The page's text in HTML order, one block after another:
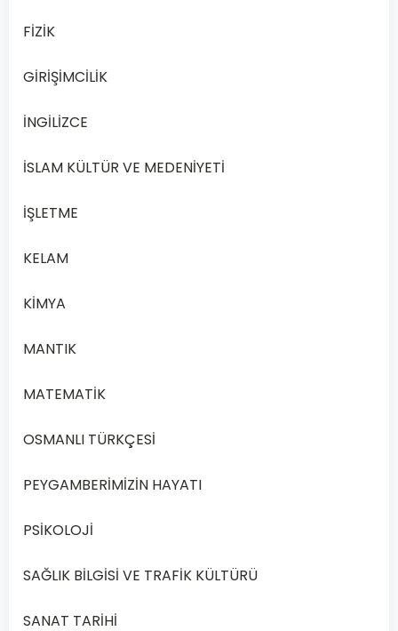
Dönem
Soruları
Çöz
Öğretim
(AÖL)
Oku
FİZİK
GİRİŞİMCİLİK
İNGİLİZCE
İSLAM KÜLTÜR VE MEDENİYETİ
İŞLETME
KELAM
KİMYA
MANTIK
MATEMATİK
OSMANLI TÜRKÇESİ
PEYGAMBERİMİZİN HAYATI
PSİKOLOJİ
SAĞLIK BİLGİSİ VE TRAFİK KÜLTÜRÜ
SANAT TARİHİ